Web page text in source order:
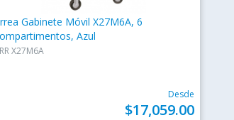
Gabinete Móvil X27M6A, 6
Azul
X27M6A
Desde
$17,059.00